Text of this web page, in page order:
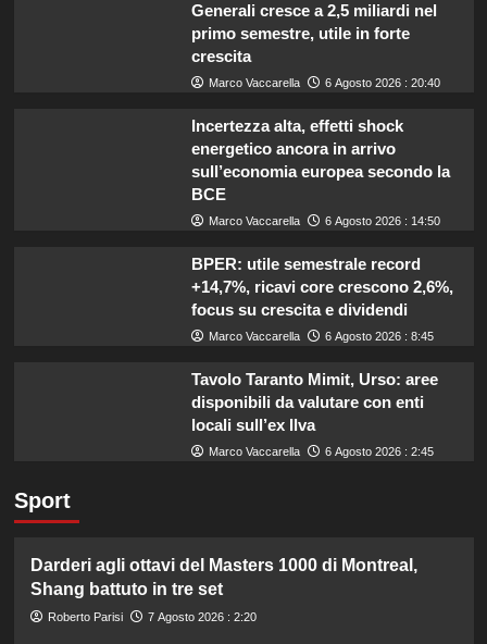
Generali cresce a 2,5 miliardi nel
primo semestre, utile in forte
crescita
Marco Vaccarella 6 Agosto 2026 : 20:40
Incertezza alta, effetti shock
energetico ancora in arrivo
sull’economia europea secondo la
BCE
Marco Vaccarella 6 Agosto 2026 : 14:50
BPER: utile semestrale record
+14,7%, ricavi core crescono 2,6%,
focus su crescita e dividendi
Marco Vaccarella 6 Agosto 2026 : 8:45
Tavolo Taranto Mimit, Urso: aree
disponibili da valutare con enti
locali sull’ex Ilva
Marco Vaccarella 6 Agosto 2026 : 2:45
Sport
Darderi agli ottavi del Masters 1000 di Montreal,
Shang battuto in tre set
Roberto Parisi 7 Agosto 2026 : 2:20